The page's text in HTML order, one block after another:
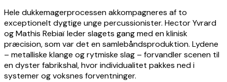
Hele dukkemagerprocessen akkompagneres af to
exceptionelt dygtige unge percussionister. Hector Yvrard
og Mathis Rebiaï leder slagets gang med en klinisk
præcision, som var det en samlebåndsproduktion. Lydene
– metalliske klange og rytmiske slag – forvandler scenen til
en dyster fabrikshal, hvor individualitet pakkes ned i
systemer og voksnes forventninger.